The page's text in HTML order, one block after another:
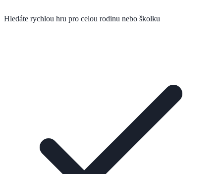
Hledáte rychlou hru pro celou rodinu nebo školku